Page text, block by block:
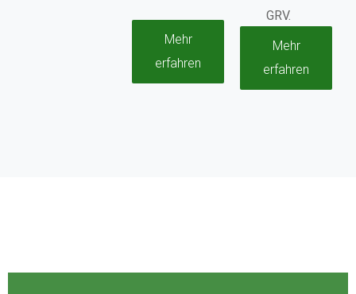
Mehr
erfahren
GRV.
Mehr
erfahren